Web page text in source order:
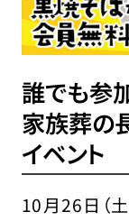
誰でも参
家族葬の
イベント
10月26日（